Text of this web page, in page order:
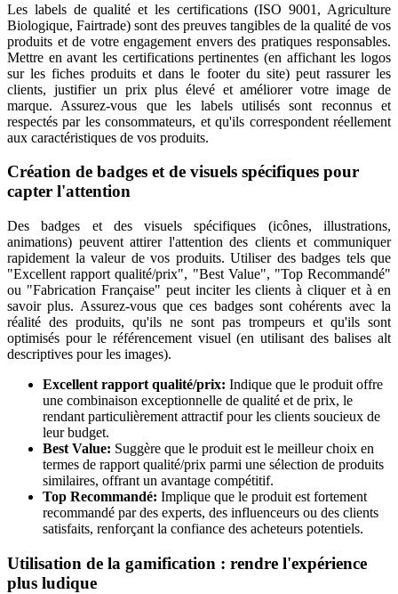
Les labels de qualité et les certifications (ISO 9001, Agriculture
Biologique, Fairtrade) sont des preuves tangibles de la qualité de vos
produits et de votre engagement envers des pratiques responsables.
Mettre en avant les certifications pertinentes (en affichant les logos
sur les fiches produits et dans le footer du site) peut rassurer les
clients, justifier un prix plus élevé et améliorer votre image de
marque. Assurez-vous que les labels utilisés sont reconnus et
respectés par les consommateurs, et qu'ils correspondent réellement
aux caractéristiques de vos produits.
Création de badges et de visuels spécifiques pour
capter l'attention
Des badges et des visuels spécifiques (icônes, illustrations,
animations) peuvent attirer l'attention des clients et communiquer
rapidement la valeur de vos produits. Utiliser des badges tels que
"Excellent rapport qualité/prix", "Best Value", "Top Recommandé"
ou "Fabrication Française" peut inciter les clients à cliquer et à en
savoir plus. Assurez-vous que ces badges sont cohérents avec la
réalité des produits, qu'ils ne sont pas trompeurs et qu'ils sont
optimisés pour le référencement visuel (en utilisant des balises alt
descriptives pour les images).
Excellent rapport qualité/prix: Indique que le produit offre
une combinaison exceptionnelle de qualité et de prix, le
rendant particulièrement attractif pour les clients soucieux de
leur budget.
Best Value: Suggère que le produit est le meilleur choix en
termes de rapport qualité/prix parmi une sélection de produits
similaires, offrant un avantage compétitif.
Top Recommandé: Implique que le produit est fortement
recommandé par des experts, des influenceurs ou des clients
satisfaits, renforçant la confiance des acheteurs potentiels.
Utilisation de la gamification : rendre l'expérience
plus ludique